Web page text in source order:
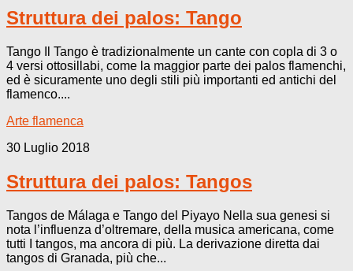
Struttura dei palos: Tango
Tango Il Tango è tradizionalmente un cante con copla di 3 o
4 versi ottosillabi, come la maggior parte dei palos flamenchi,
ed è sicuramente uno degli stili più importanti ed antichi del
flamenco....
Arte flamenca
30 Luglio 2018
Struttura dei palos: Tangos
Tangos de Málaga e Tango del Piyayo Nella sua genesi si
nota l’influenza d’oltremare, della musica americana, come
tutti I tangos, ma ancora di più. La derivazione diretta dai
tangos di Granada, più che...